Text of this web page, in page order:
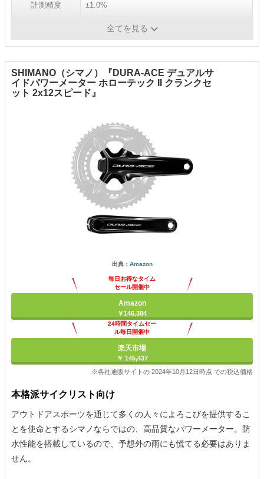
計測精度 ±1.0%
全てを見る
SHIMANO（シマノ）『DURA-ACE デュアルサ
イドパワーメーター ホローテック II クランクセ
ット 2x12スピード』
出典： Amazon
毎日お得なタイム
セール開催中
Amazon
￥146,384
24時間タイムセー
ル毎日開催中
楽天市場
￥ 145,437
※各社通販サイトの 2024年10月12日時点 での税込価格
本格派サイクリスト向け
アウトドアスポーツを通じて多くの人々によろこびを提供するこ
とを使命とするシマノならではの、高品質なパワーメーター。防
水性能を搭載しているので、予想外の雨にも慌てる必要はありま
せん。